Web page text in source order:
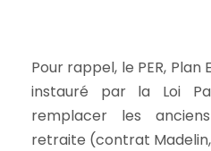
Pour rappel, le PER,
instauré par la Loi
remplacer les
retraite (contrat Madelin,